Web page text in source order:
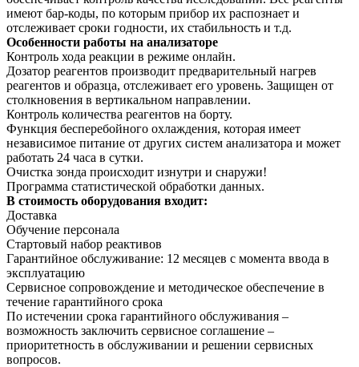
имеют бар-коды, по которым прибор их распознает и
отслеживает сроки годности, их стабильность и т.д.
Особенности работы на анализаторе
Контроль хода реакции в режиме онлайн.
Дозатор реагентов производит предварительный нагрев
реагентов и образца, отслеживает его уровень. Защищен от
столкновения в вертикальном направлении.
Контроль количества реагентов на борту.
Функция бесперебойного охлаждения, которая имеет
независимое питание от других систем анализатора и может
работать 24 часа в сутки.
Очистка зонда происходит изнутри и снаружи!
Программа статистической обработки данных.
В стоимость оборудования входит:
Доставка
Обучение персонала
Стартовый набор реактивов
Гарантийное обслуживание: 12 месяцев с момента ввода в
эксплуатацию
Сервисное сопровождение и методическое обеспечение в
течение гарантийного срока
По истечении срока гарантийного обслуживания –
возможность заключить сервисное соглашение –
приоритетность в обслуживании и решении сервисных
вопросов.